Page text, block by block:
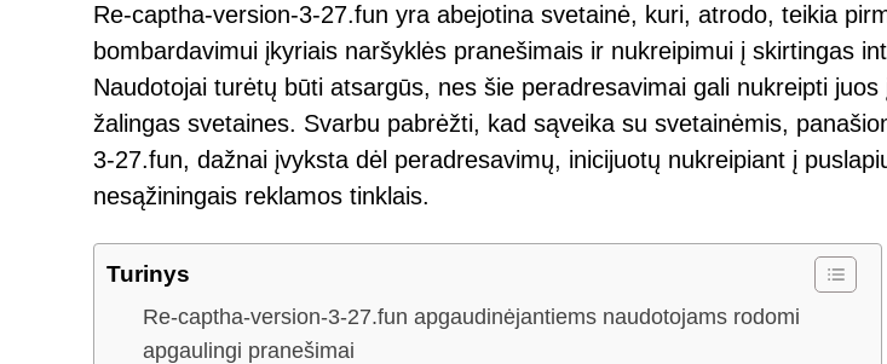
Re-captha-version-3-27.fun yra abejotina svetainė, kuri, atrodo, teikia
bombardavimui įkyriais naršyklės pranešimais ir nukreipimui į skirtingas
Naudotojai turėtų būti atsargūs, nes šie peradresavimai gali nukreipti
žalingas svetaines. Svarbu pabrėžti, kad sąveika su svetainėmis,
3-27.fun, dažnai įvyksta dėl peradresavimų, inicijuotų nukreipiant į
nesąžiningais reklamos tinklais.
Turinys
Re-captha-version-3-27.fun apgaudinėjantiems naudotojams rodomi
apgaulingi pranešimai